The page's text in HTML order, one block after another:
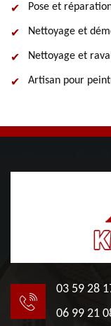
Pose et
Nettoyage et
Nettoyage et
Artisan pour
03 59 28
06 99 21